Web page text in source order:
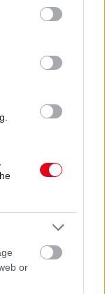
may click to
party tags to
below Google
or
EZT CSINÁLOD
a környéken